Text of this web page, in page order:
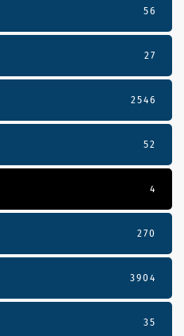
56
27
2546
52
4
270
3904
35